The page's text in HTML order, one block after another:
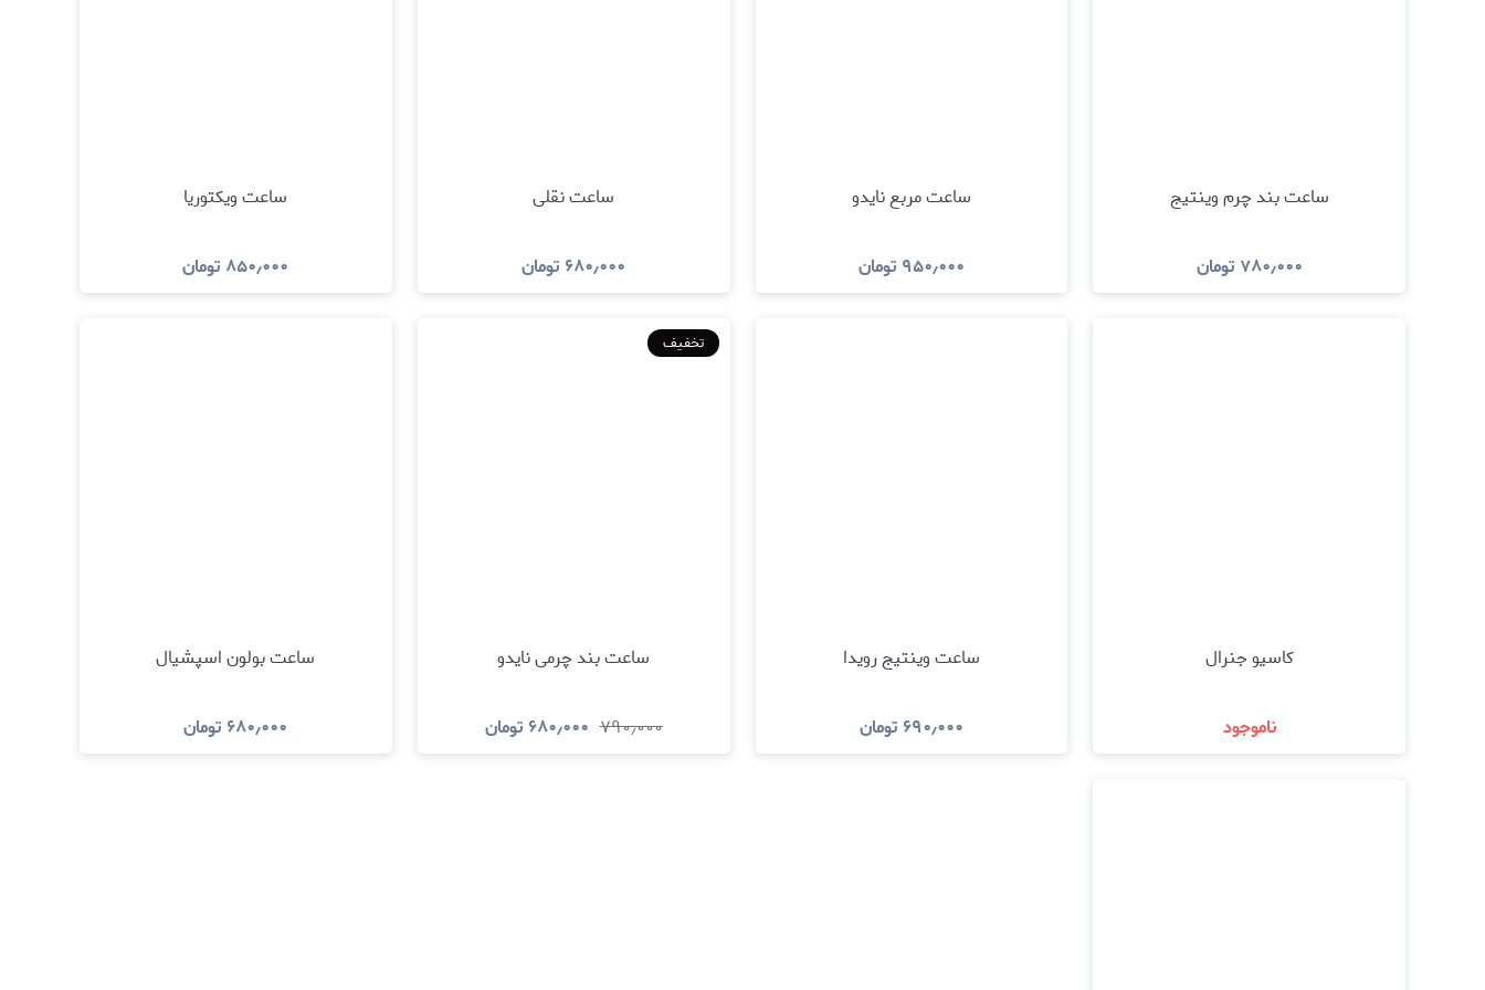
ساعت بند چرم وینتیج
۷۸۰٫۰۰۰ تومان
ساعت مربع نایدو
۹۵۰٫۰۰۰ تومان
ساعت نقلی
۶۸۰٫۰۰۰ تومان
ساعت ویکتوریا
۸۵۰٫۰۰۰ تومان
کاسیو جنرال
ناموجود
ساعت وینتیج رویدا
۶۹۰٫۰۰۰ تومان
تخفیف
ساعت بند چرمی نایدو
۷۹۰٫۰۰۰ ۶۸۰٫۰۰۰ تومان
ساعت بولون اسپشیال
۶۸۰٫۰۰۰ تومان